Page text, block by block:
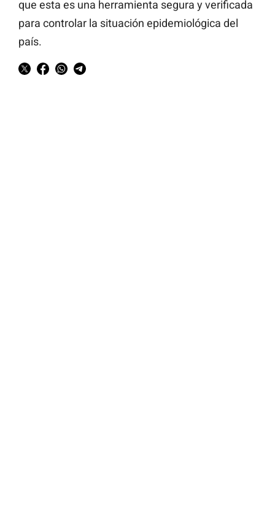
que esta es una herramienta segura y verificada
para controlar la situación epidemiológica del
país.